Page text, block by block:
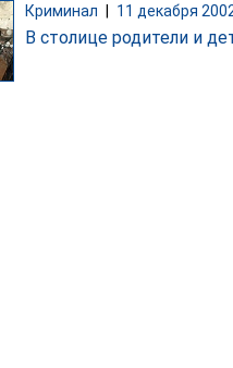
Криминал 11 декабря
В столице родители и